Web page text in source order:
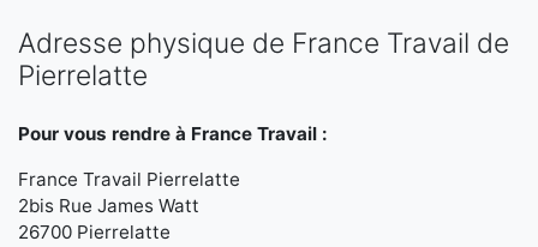
Adresse physique de France Travail de
Pierrelatte
Pour vous rendre à France Travail :
France Travail Pierrelatte
2bis Rue James Watt
26700 Pierrelatte